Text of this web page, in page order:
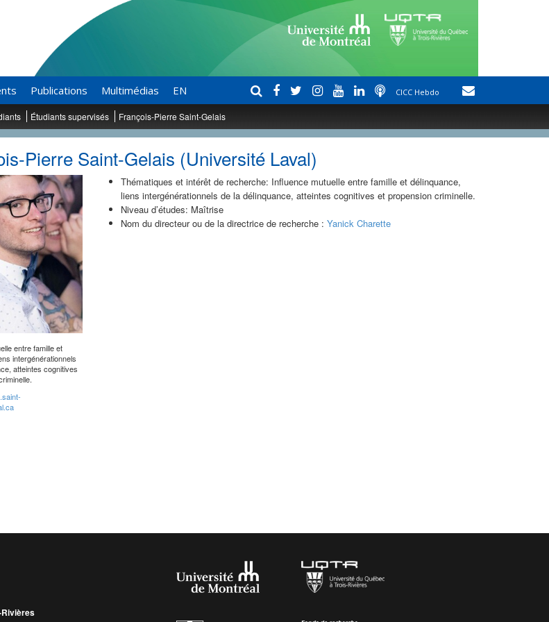
Publications Multimédias EN CICC Hebdo
Étudiants supervisés François-Pierre Saint-Gelais
Pierre Saint-Gelais (Université Laval)
entre famille et
intergénérationnels
atteintes cognitives
Thématiques et intérêt de recherche: Influence mutuelle entre famille et délinquance,
liens intergénérationnels de la délinquance, atteintes cognitives et propension criminelle.
Niveau d’études: Maîtrise
Nom du directeur ou de la directrice de recherche : Yanick Charette
Rivières